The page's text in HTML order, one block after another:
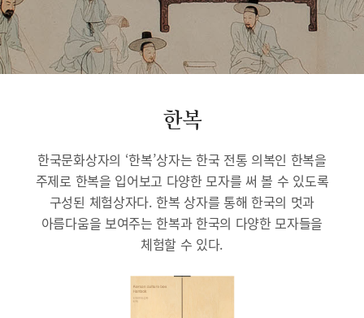
한복
한국문화상자의 ‘한복’상자는 한국 전통 의복인 한복을
주제로 한복을 입어보고 다양한 모자를 써 볼 수 있도록
구성된 체험상자다. 한복 상자를 통해 한국의 멋과
아름다움을 보여주는 한복과 한국의 다양한 모자들을
체험할 수 있다.